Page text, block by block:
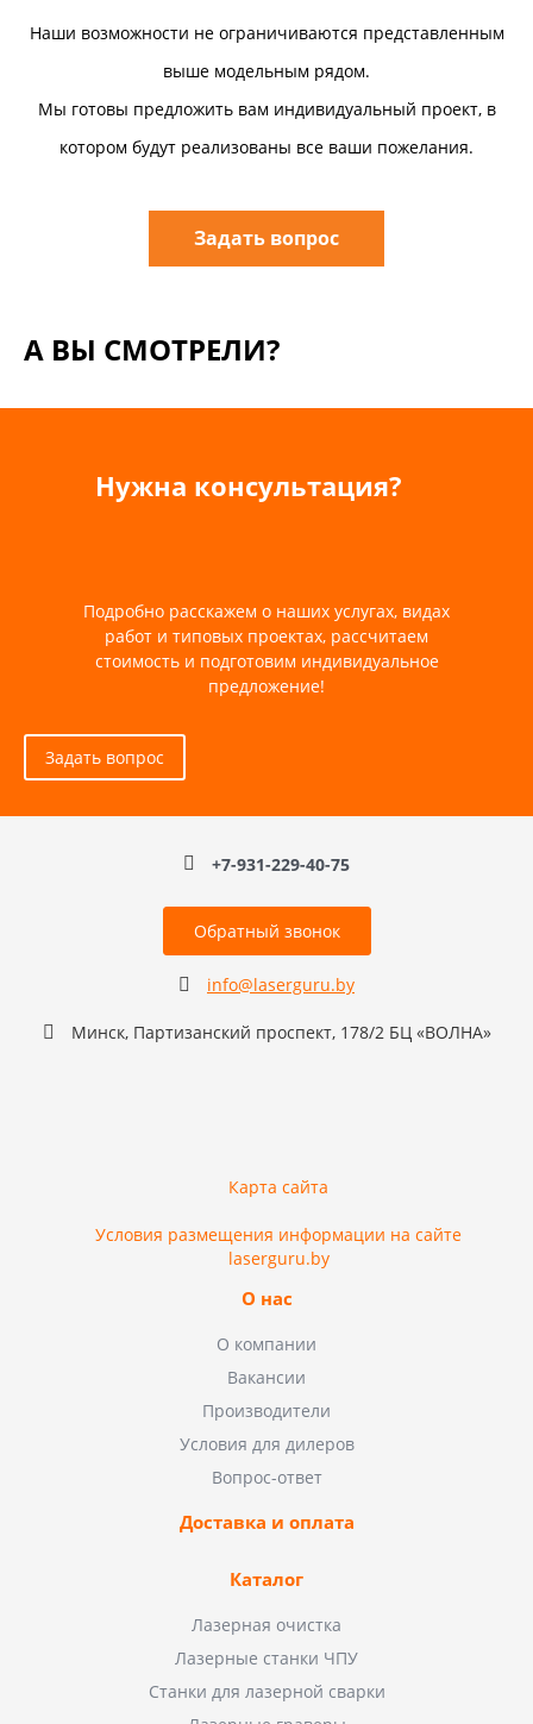
Наши возможности не ограничиваются представленным
выше модельным рядом.
Мы готовы предложить вам индивидуальный проект, в
котором будут реализованы все ваши пожелания.
Задать вопрос
А ВЫ СМОТРЕЛИ?
Нужна консультация?
Подробно расскажем о наших услугах, видах
работ и типовых проектах, рассчитаем
стоимость и подготовим индивидуальное
предложение!
Задать вопрос
+7-931-229-40-75
Обратный звонок
info@laserguru.by
Минск, Партизанский проспект, 178/2 БЦ «ВОЛНА»
Карта сайта
Условия размещения информации на сайте
laserguru.by
О нас
О компании
Вакансии
Производители
Условия для дилеров
Вопрос-ответ
Доставка и оплата
Каталог
Лазерная очистка
Лазерные станки ЧПУ
Станки для лазерной сварки